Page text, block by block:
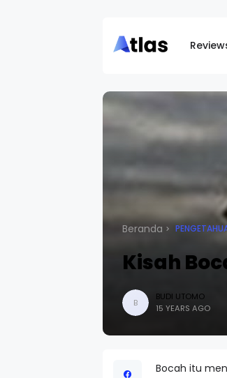
Beranda
Kisah
B
BUDI UTOMO
15 YEARS AGO
Bocah itu